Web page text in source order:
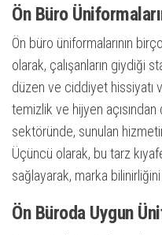
Ön Büro
Ön büro üniformalarının
olarak, çalışanların giydiği
düzen ve ciddiyet hissiyatı
temizlik ve hijyen
sektöründe, sunulan
Üçüncü olarak, bu tarz
sağlayarak, marka bilinirliğini
Ön Büroda Uygun